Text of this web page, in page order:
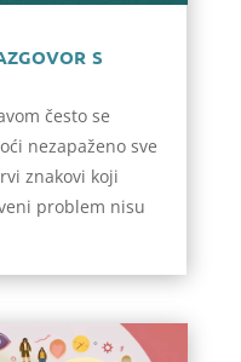
s
često se
nezapaženo sve
znakovi koji
problem nisu